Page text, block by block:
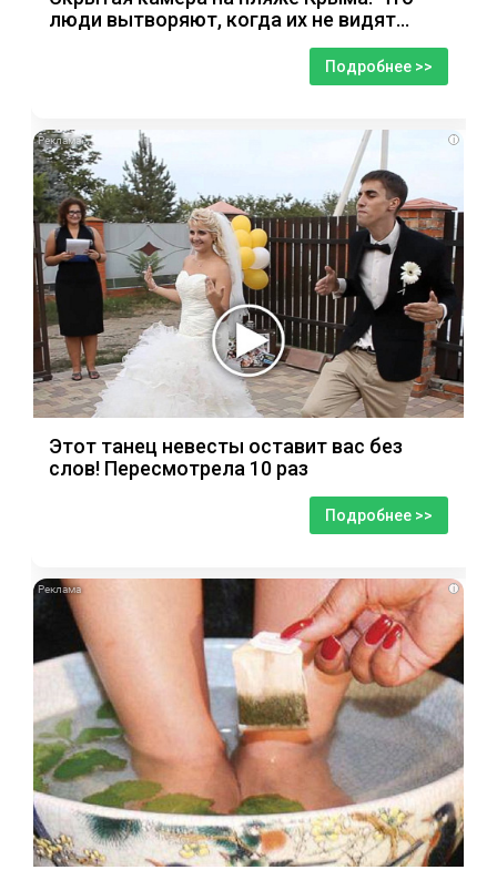
люди вытворяют, когда их не видят...
Подробнее >>
i
Этот танец невесты оставит вас без
слов! Пересмотрела 10 раз
Подробнее >>
i